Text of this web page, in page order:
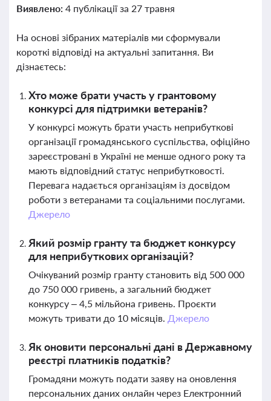
Виявлено: 4 публікації за 27 травня
На основі зібраних матеріалів ми сформували
короткі відповіді на актуальні запитання. Ви
дізнаєтесь:
Хто може брати участь у грантовому
конкурсі для підтримки ветеранів?
У конкурсі можуть брати участь неприбуткові
організації громадянського суспільства, офіційно
зареєстровані в Україні не менше одного року та
мають відповідний статус неприбутковості.
Перевага надається організаціям із досвідом
роботи з ветеранами та соціальними послугами.
Джерело
Який розмір гранту та бюджет конкурсу
для неприбуткових організацій?
Очікуваний розмір гранту становить від 500 000
до 750 000 гривень, а загальний бюджет
конкурсу – 4,5 мільйона гривень. Проєкти
можуть тривати до 10 місяців. Джерело
Як оновити персональні дані в Державному
реєстрі платників податків?
Громадяни можуть подати заяву на оновлення
персональних даних онлайн через Електронний